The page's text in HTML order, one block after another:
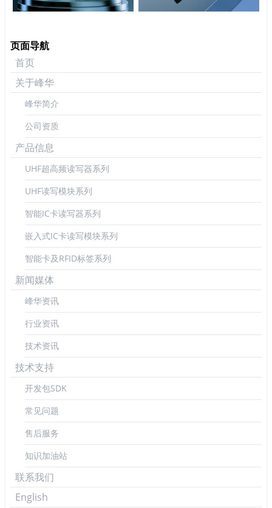
页面导航
首页
关于峰华
峰华简介
公司资质
产品信息
UHF超高频读写器系列
UHF读写模块系列
智能IC卡读写器系列
嵌入式IC卡读写模块系列
智能卡及RFID标签系列
新闻媒体
峰华资讯
行业资讯
技术资讯
技术支持
开发包SDK
常见问题
售后服务
知识加油站
联系我们
English